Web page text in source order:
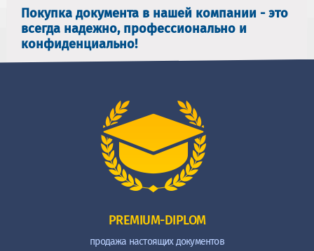
Покупка документа в нашей компании - это
всегда надежно, профессионально и
конфиденциально!
PREMIUM-DIPLOM
продажа настоящих документов